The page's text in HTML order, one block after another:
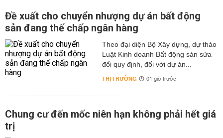
Đề xuất cho chuyển nhượng dự án bất động
sản đang thế chấp ngân hàng
Theo đại diện Bộ Xây dựng, dự thảo
Luật Kinh doanh Bất động sản sửa
đổi quy định, đối với dự án...
THỊ TRƯỜNG 01 giờ trước
Chung cư đến mốc niên hạn không phải hết giá
trị